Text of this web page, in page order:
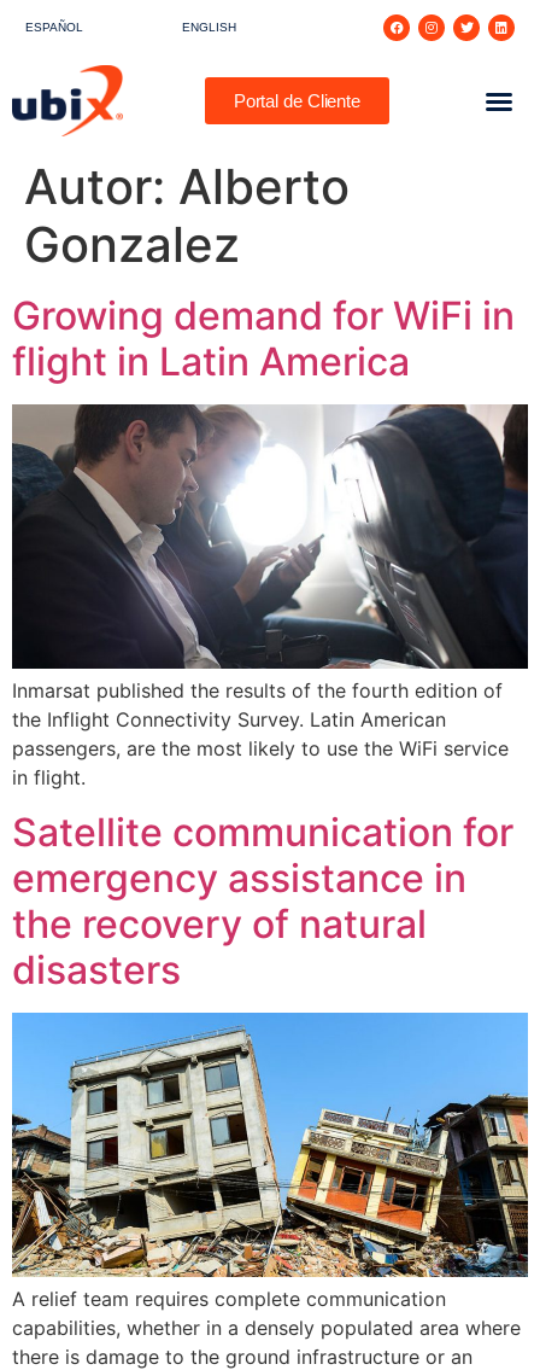
ESPAÑOL ENGLISH
Portal de Cliente
Autor: Alberto
Gonzalez
Growing demand for WiFi in
flight in Latin America
Inmarsat published the results of the fourth edition of
the Inflight Connectivity Survey. Latin American
passengers, are the most likely to use the WiFi service
in flight.
Satellite communication for
emergency assistance in
the recovery of natural
disasters
A relief team requires complete communication
capabilities, whether in a densely populated area where
there is damage to the ground infrastructure or an